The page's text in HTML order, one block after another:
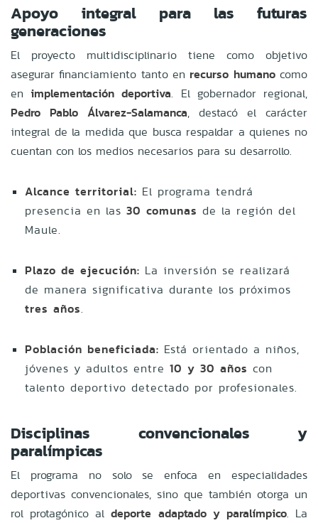
Apoyo integral para las futuras
generaciones
El proyecto multidisciplinario tiene como objetivo
asegurar financiamiento tanto en recurso humanocomo
en implementación deportiva. El gobernador regional,
Pedro Pablo Álvarez-Salamanca, destacó el carácter
integral de la medida que busca respaldar a quienes no
cuentan con los medios necesarios para su desarrollo.
Alcance territorial: El programa tendrá
presencia en las 30 comunas de la región del
Maule.
Plazo de ejecución: La inversión se realizará
de manera significativa durante los próximos
tres años.
Población beneficiada: Está orientado a niños,
jóvenes y adultos entre 10 y 30 años con
talento deportivo detectado por profesionales.
Disciplinas convencionales y
paralímpicas
El programa no solo se enfoca en especialidades
deportivas convencionales, sino que también otorga un
rol protagónico aldeporte adaptado y paralímpico. La